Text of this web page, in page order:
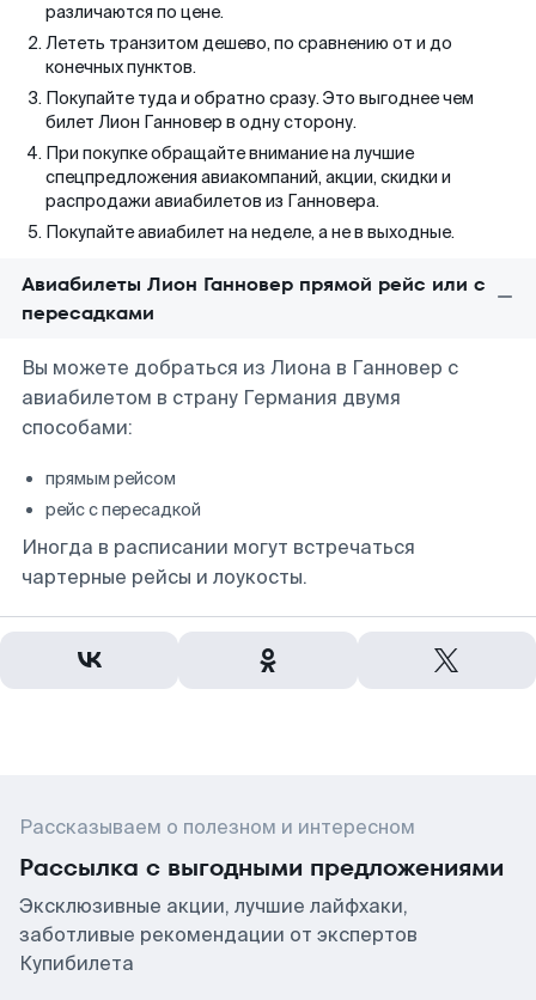
различаются по цене.
Лететь транзитом дешево, по сравнению от и до
конечных пунктов.
Покупайте туда и обратно сразу. Это выгоднее чем
билет Лион Ганновер в одну сторону.
При покупке обращайте внимание на лучшие
спецпредложения авиакомпаний, акции, скидки и
распродажи авиабилетов из Ганновера.
Покупайте авиабилет на неделе, а не в выходные.
Авиабилеты Лион Ганновер прямой рейс или с
пересадками
Вы можете добраться из Лиона в Ганновер с
авиабилетом в страну Германия двумя
способами:
прямым рейсом
рейс с пересадкой
Иногда в расписании могут встречаться
чартерные рейсы и лоукосты.
Рассказываем о полезном и интересном
Рассылка с выгодными предложениями
Эксклюзивные акции, лучшие лайфхаки,
заботливые рекомендации от экспертов
Купибилета